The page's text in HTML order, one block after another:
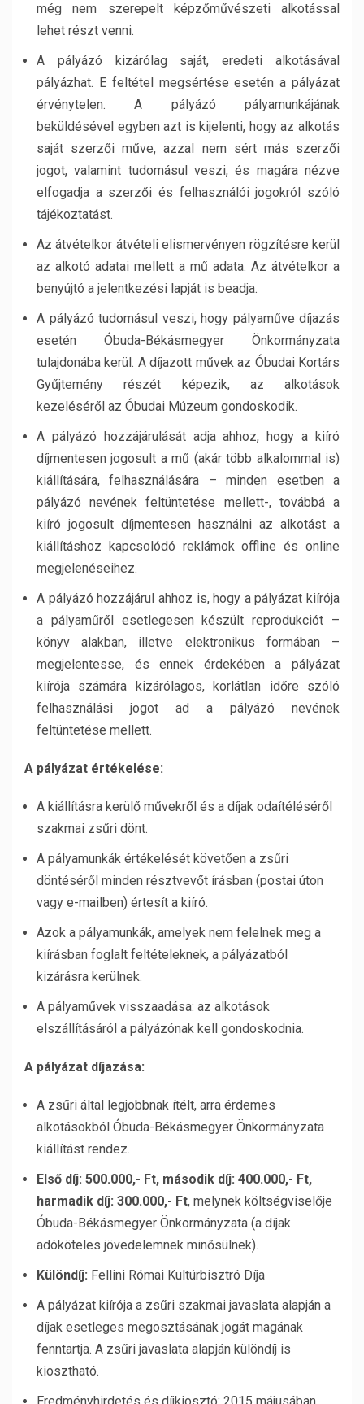
még nem szerepelt képzőművészeti alkotással
lehet részt venni.
A pályázó kizárólag saját, eredeti alkotásával
pályázhat. E feltétel megsértése esetén a pályázat
érvénytelen. A pályázó pályamunkájának
beküldésével egyben azt is kijelenti, hogy az alkotás
saját szerzői műve, azzal nem sért más szerzői
jogot, valamint tudomásul veszi, és magára nézve
elfogadja a szerzői és felhasználói jogokról szóló
tájékoztatást.
Az átvételkor átvételi elismervényen rögzítésre kerül
az alkotó adatai mellett a mű adata. Az átvételkor a
benyújtó a jelentkezési lapját is beadja.
A pályázó tudomásul veszi, hogy pályaműve díjazás
esetén Óbuda-Békásmegyer Önkormányzata
tulajdonába kerül. A díjazott művek az Óbudai Kortárs
Gyűjtemény részét képezik, az alkotások
kezeléséről az Óbudai Múzeum gondoskodik.
A pályázó hozzájárulását adja ahhoz, hogy a kiíró
díjmentesen jogosult a mű (akár több alkalommal is)
kiállítására, felhasználására – minden esetben a
pályázó nevének feltüntetése mellett-, továbbá a
kiíró jogosult díjmentesen használni az alkotást a
kiállításhoz kapcsolódó reklámok offline és online
megjelenéseihez.
A pályázó hozzájárul ahhoz is, hogy a pályázat kiírója
a pályaműről esetlegesen készült reprodukciót –
könyv alakban, illetve elektronikus formában –
megjelentesse, és ennek érdekében a pályázat
kiírója számára kizárólagos, korlátlan időre szóló
felhasználási jogot ad a pályázó nevének
feltüntetése mellett.
A pályázat értékelése:
A kiállításra kerülő művekről és a díjak odaítéléséről
szakmai zsűri dönt.
A pályamunkák értékelését követően a zsűri
döntéséről minden résztvevőt írásban (postai úton
vagy e-mailben) értesít a kiíró.
Azok a pályamunkák, amelyek nem felelnek meg a
kiírásban foglalt feltételeknek, a pályázatból
kizárásra kerülnek.
A pályaművek visszaadása: az alkotások
elszállításáról a pályázónak kell gondoskodnia.
A pályázat díjazása:
A zsűri által legjobbnak ítélt, arra érdemes
alkotásokból Óbuda-Békásmegyer Önkormányzata
kiállítást rendez.
Első díj: 500.000,- Ft, második díj: 400.000,- Ft,
harmadik díj: 300.000,- Ft, melynek költségviselője
Óbuda-Békásmegyer Önkormányzata (a díjak
adóköteles jövedelemnek minősülnek).
Különdíj: Fellini Római Kultúrbisztró Díja
A pályázat kiírója a zsűri szakmai javaslata alapján a
díjak esetleges megosztásának jogát magának
fenntartja. A zsűri javaslata alapján különdíj is
kiosztható.